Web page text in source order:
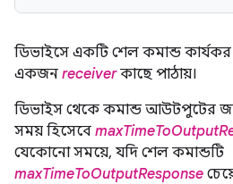
ডিভাইসে একটি শেল কমান্ড
একজন receiverকাছে পাঠায়।
ডিভাইস থেকে কমান্ড আউটপুটের
সময় হিসেবে
যেকোনো সময়ে, যদি শেল কমান্ডটি
maxTimeToOutputResponse